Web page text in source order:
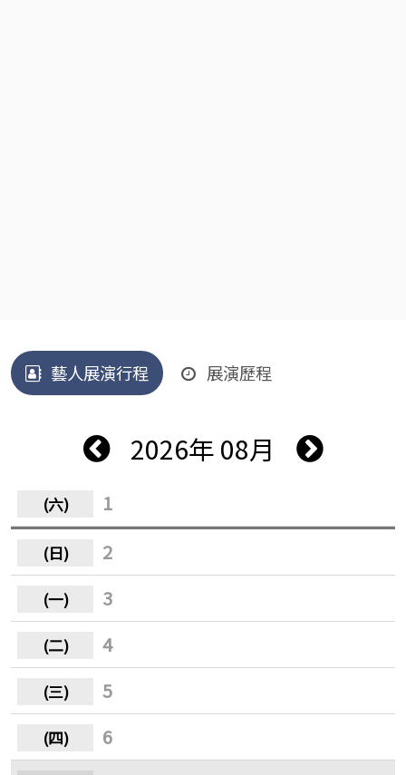
藝人展演行程 展演歷程
2026年 08月
1
2
3
4
5
6